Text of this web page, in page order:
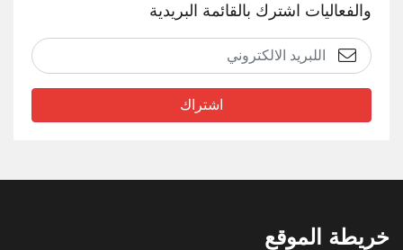
والفعاليات اشترك بالقائمة البريدية
اشتراك
خريطة الموقع